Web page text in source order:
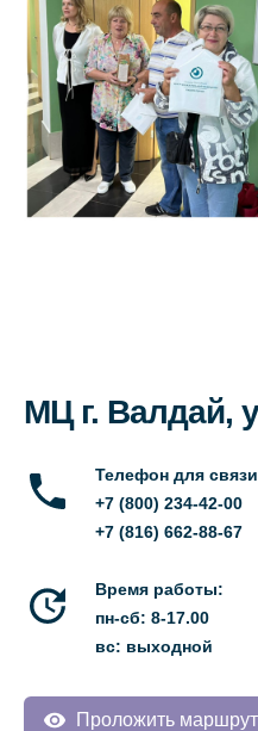
МЦ г. Валдай,
Телефон для
+7 (800) 234-42-00
+7 (816) 662-88-67
Время работы:
пн-сб: 8-17.00
вс: выходной
Проложить маршрут